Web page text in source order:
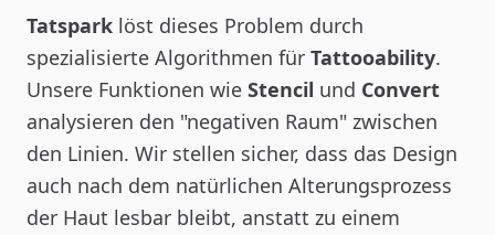
Tatspark löst dieses Problem durch
spezialisierte Algorithmen für Tattooability.
Unsere Funktionen wie Stencil und Convert
analysieren den "negativen Raum" zwischen
den Linien. Wir stellen sicher, dass das Design
auch nach dem natürlichen Alterungsprozess
der Haut lesbar bleibt, anstatt zu einem